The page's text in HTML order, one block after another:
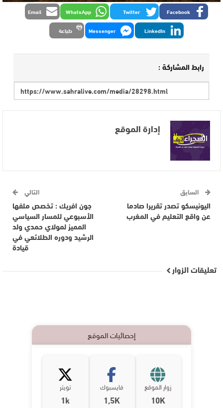
Facebook
Twitter
WhatsApp
Email
LinkedIn
Messenger طباعة
رابط المشاركة :
إدارة الموقع
السابق
اليونيسكو تصدر تقريرا صادما
عن واقع التعليم في المغرب
التالي
جون افريك : تخصص ملفها
الأسبوعي للمسار السياسي
المميز لمولاي حمدي ولد
الرشيد ودوره الطلائعي في
قيادة
تعليقات الزوار
إحصائيات الموقع
زوار الموقع
10K
فايسبوك
1,5K
تويتر
1k